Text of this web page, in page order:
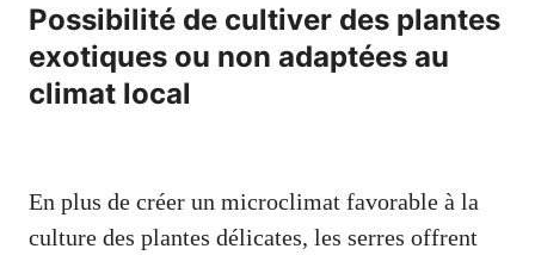
Possibilité de cultiver des plantes
exotiques ou non adaptées au
climat local
En plus de créer un microclimat favorable à la
culture des plantes délicates, les serres offrent